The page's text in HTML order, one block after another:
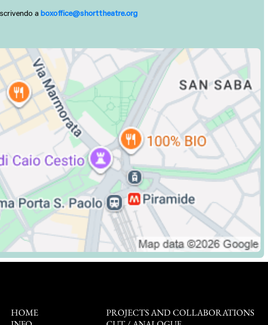
a boxoffice@shorttheatre.org
HOME
PROJECTS AND COLLABORATIONS